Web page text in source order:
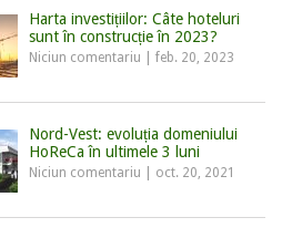
Harta investițiilor: Câte hoteluri
sunt în construcție în 2023?
Niciun comentariu feb. 20, 2023
Nord-Vest: evoluția domeniului
HoReCa în ultimele 3 luni
Niciun comentariu oct. 20, 2021